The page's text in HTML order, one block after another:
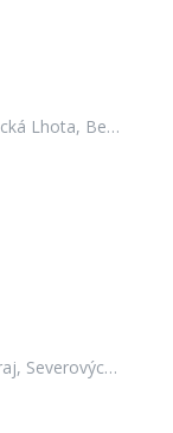
Relax Hotel Bára, 132, Benecko, Štěpanická Lhota, Benecko, okres Semily, Liberecký kraj, Severovýchod, 512 37, Česko
110, Benecko, okres Semily, Liberecký kraj, Severovýchod, 512 37, Česko